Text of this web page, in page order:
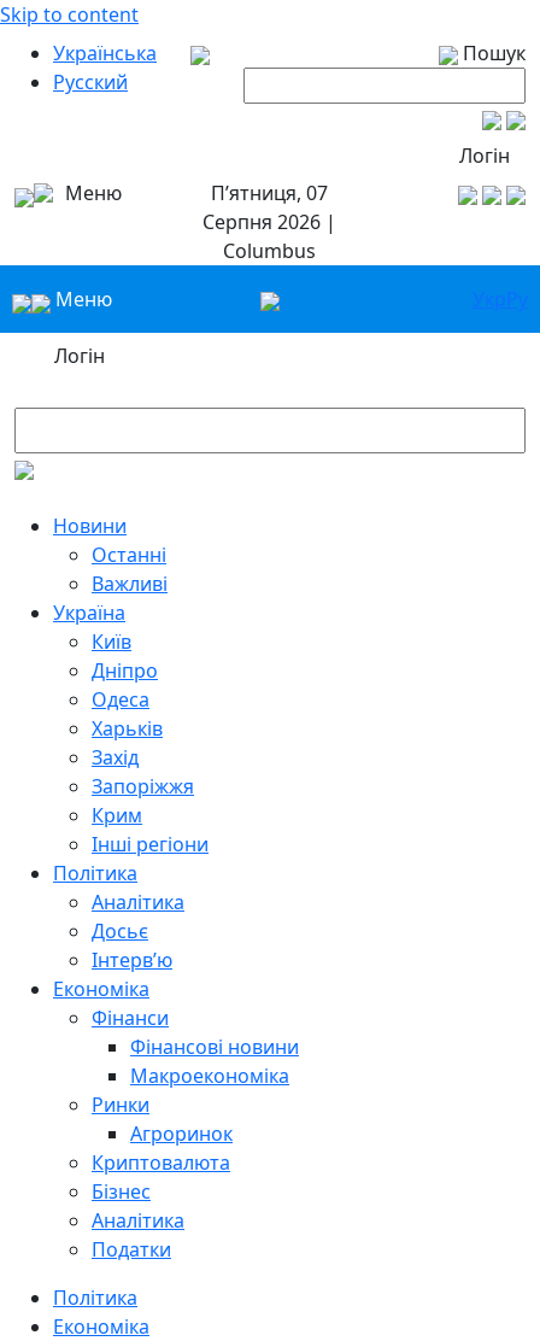
Skip to content
Українська
Русский
Пошук
Логін
Меню
П’ятниця, 07
Серпня 2026 |
Columbus
Меню
УкрРу
Логін
Новини
Останні
Важливі
Україна
Київ
Дніпро
Одеса
Харьків
Захід
Запоріжжя
Крим
Інші регіони
Політика
Аналітика
Досьє
Інтерв’ю
Економіка
Фінанси
Фінансові новини
Макроекономіка
Ринки
Агроринок
Криптовалюта
Бізнес
Аналітика
Податки
Політика
Економіка